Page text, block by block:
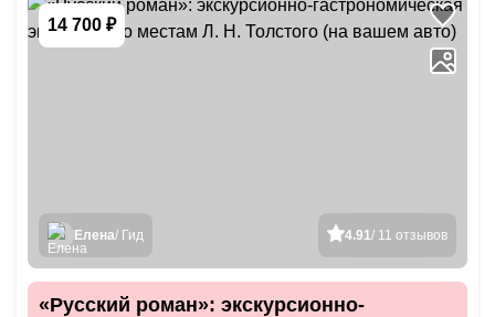
14 700 ₽
4.91/ 11 отзывов
Елена/ Гид
«Русский роман»: экскурсионно-